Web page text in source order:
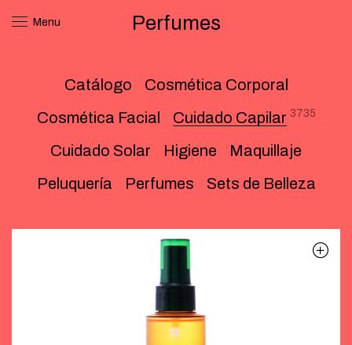
Menu Perfumes
Catálogo
Cosmética Corporal
Cosmética Facial
Cuidado Capilar 3735
Cuidado Solar Higiene
Maquillaje
Peluquería
Perfumes Sets de Belleza